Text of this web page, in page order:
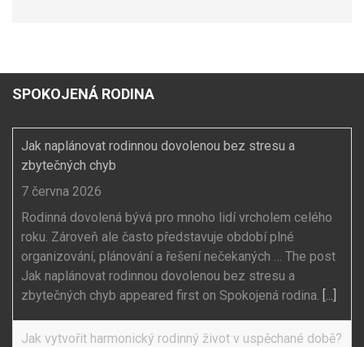
SPOKOJENÁ RODINA
Jak naplánovat rodinnou dovolenou bez stresu a
zbytečných chyb
7 června 2026
Rodinná dovolená bývá pro mnoho lidí vrcholem celého
roku. Zároveň ale často představuje období plné
organizování, plánování a řešení nečekaných … The post
Jak naplánovat rodinnou dovolenou bez stresu a
zbytečných chyb appeared first on Spokojená rodina. [...]
Jak vytvořit harmonický rodinný život v uspěchané době?